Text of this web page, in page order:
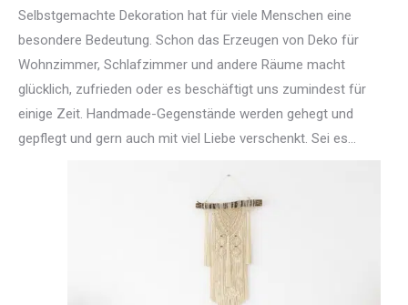
Selbstgemachte Dekoration hat für viele Menschen eine
besondere Bedeutung. Schon das Erzeugen von Deko für
Wohnzimmer, Schlafzimmer und andere Räume macht
glücklich, zufrieden oder es beschäftigt uns zumindest für
einige Zeit. Handmade-Gegenstände werden gehegt und
gepflegt und gern auch mit viel Liebe verschenkt. Sei es…